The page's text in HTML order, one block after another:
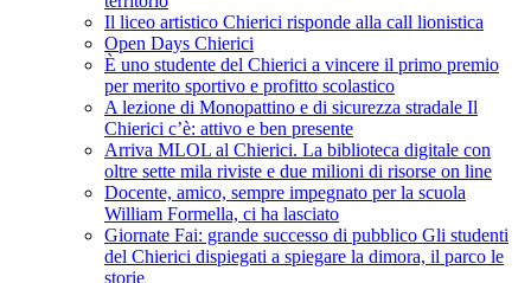
Il liceo artistico Chierici risponde alla call lionistica
Open Days Chierici
È uno studente del Chierici a vincere il primo premio
per merito sportivo e profitto scolastico
A lezione di Monopattino e di sicurezza stradale Il
Chierici c’è: attivo e ben presente
Arriva MLOL al Chierici. La biblioteca digitale con
oltre sette mila riviste e due milioni di risorse on line
Docente, amico, sempre impegnato per la scuola
William Formella, ci ha lasciato
Giornate Fai: grande successo di pubblico Gli studenti
del Chierici dispiegati a spiegare la dimora, il parco le
storie